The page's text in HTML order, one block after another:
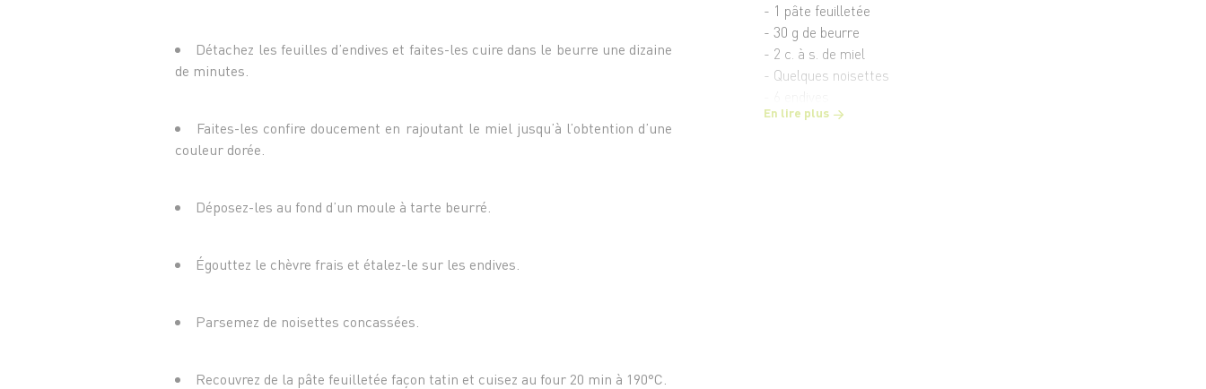
- 1 pâte feuilletée
- 30 g de beurre
- 2 c. à s. de miel
- Quelques noisettes
En lire plus
Détachez les feuilles d’endives et faites-les cuire dans le beurre une dizaine
de minutes.
Faites-les confire doucement en rajoutant le miel jusqu’à l’obtention d’une
couleur dorée.
Déposez-les au fond d’un moule à tarte beurré.
Égouttez le chèvre frais et étalez-le sur les endives.
Parsemez de noisettes concassées.
Recouvrez de la pâte feuilletée façon tatin et cuisez au four 20 min à 190°C.